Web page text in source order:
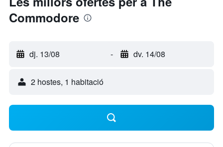
Commodore
dj. 13/08 - dv. 14/08
2 hostes, 1 habitació